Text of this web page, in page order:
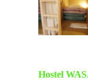
Hostel